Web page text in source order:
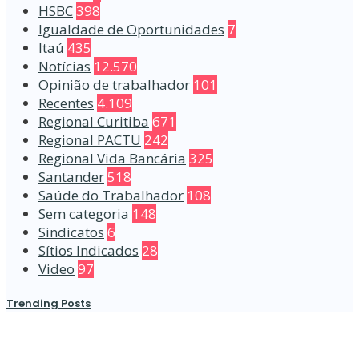
HSBC398
Igualdade de Oportunidades 7
Itaú 435
Notícias 12.570
Opinião de trabalhador 101
Recentes 4.109
Regional Curitiba 671
Regional PACTU 242
Regional Vida Bancária 325
Santander518
Saúde do Trabalhador 108
Sem categoria 148
Sindicatos 6
Sítios Indicados 28
Video 97
Trending Posts